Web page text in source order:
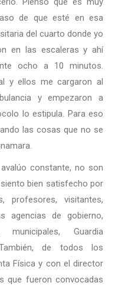
de que esté en esa
del cuarto donde yo
en las escaleras y ahí
ocho a 10 minutos.
y ellos me cargaron al
y empezaron a
lo estipula. Para eso
las cosas que no se
constante, no son
bien satisfecho por
profesores, visitantes,
agencias de gobierno,
Guardia
de todos los
Física y con el director
que fueron convocadas